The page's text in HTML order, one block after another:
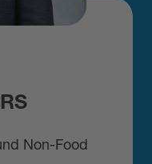
Non-Food